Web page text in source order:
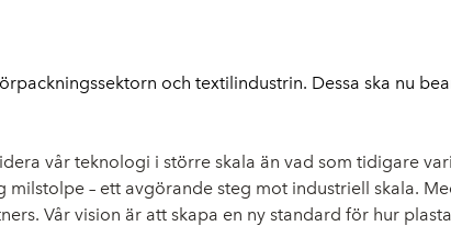
och textilindustrin. Dessa ska nu
vår teknologi i större skala än vad som tidigare
– ett avgörande steg mot industriell skala.
Vår vision är att skapa en ny standard för hur